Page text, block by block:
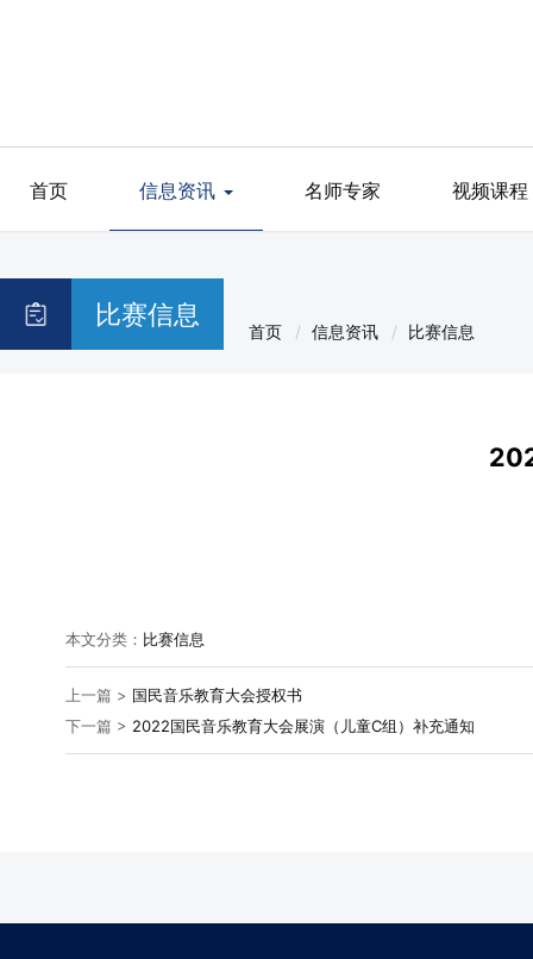
首页 信息资讯 名师专家 视频课程
比赛信息
首页 信息资讯 比赛信息
本文分类： 比赛信息
上一篇 > 国民音乐教育大会授权书
下一篇 > 2022国民音乐教育大会展演（儿童C组）补充通知